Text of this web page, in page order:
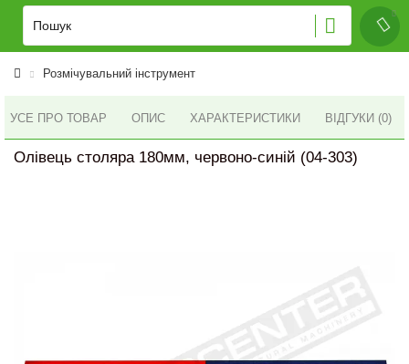
Розмічувальний інструмент
УСЕ ПРО ТОВАР ОПИС ХАРАКТЕРИСТИКИ ВІДГУКИ (0)
Олівець столяра 180мм, червоно-синій (04-303)